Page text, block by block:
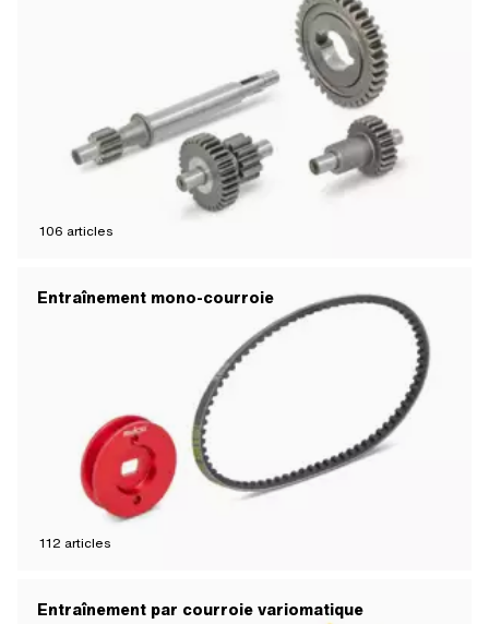
106 articles
Entraînement mono-courroie
112 articles
Entraînement par courroie variomatique